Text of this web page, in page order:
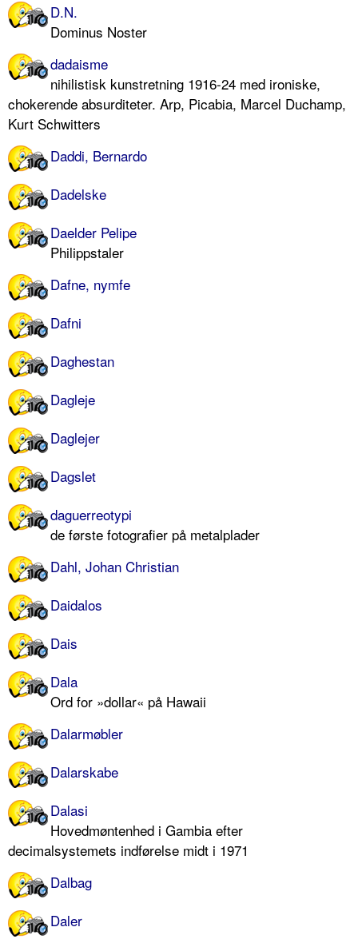
D.N.
Dominus Noster
dadaisme
nihilistisk kunstretning 1916-24 med ironiske,
chokerende absurditeter. Arp, Picabia, Marcel Duchamp,
Kurt Schwitters
Daddi, Bernardo
Dadelske
Daelder Pelipe
Philippstaler
Dafne, nymfe
Dafni
Daghestan
Dagleje
Daglejer
Dagslet
daguerreotypi
de første fotografier på metalplader
Dahl, Johan Christian
Daidalos
Dais
Dala
Ord for »dollar« på Hawaii
Dalarmøbler
Dalarskabe
Dalasi
Hovedmøntenhed i Gambia efter
decimalsystemets indførelse midt i 1971
Dalbag
Daler